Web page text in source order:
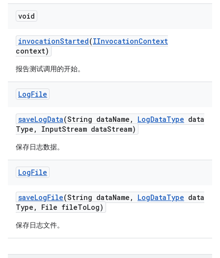
void
invocationStarted(IInvocationContext
context)
报告测试调用的开始。
LogFile
saveLogData(String dataName , LogDataType data
Type , InputStream dataStream)
保存日志数据。
LogFile
saveLogFile(String dataName , LogDataType data
Type , File fileToLog)
保存日志文件。